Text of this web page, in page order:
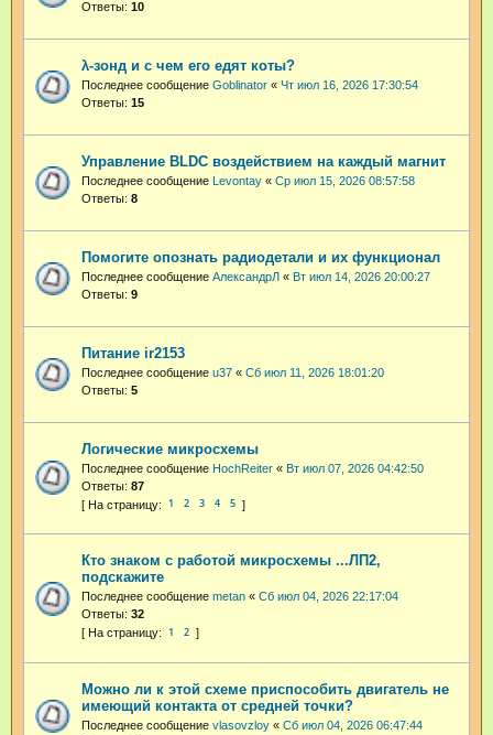
Ответы: 10
λ-зонд и с чем его едят коты?
Последнее сообщение Goblinator « Чт июл 16, 2026 17:30:54
Ответы: 15
Управление BLDC воздействием на каждый магнит
Последнее сообщение Levontay « Ср июл 15, 2026 08:57:58
Ответы: 8
Помогите опознать радиодетали и их функционал
Последнее сообщение АлександрЛ « Вт июл 14, 2026 20:00:27
Ответы: 9
Питание ir2153
Последнее сообщение u37 « Сб июл 11, 2026 18:01:20
Ответы: 5
Логические микросхемы
Последнее сообщение HochReiter « Вт июл 07, 2026 04:42:50
Ответы: 87
1 2 3 4 5
Кто знаком с работой микросхемы ...ЛП2,
подскажите
Последнее сообщение metan « Сб июл 04, 2026 22:17:04
Ответы: 32
1 2
Можно ли к этой схеме приспособить двигатель не
имеющий контакта от средней точки?
Последнее сообщение vlasovzloy « Сб июл 04, 2026 06:47:44